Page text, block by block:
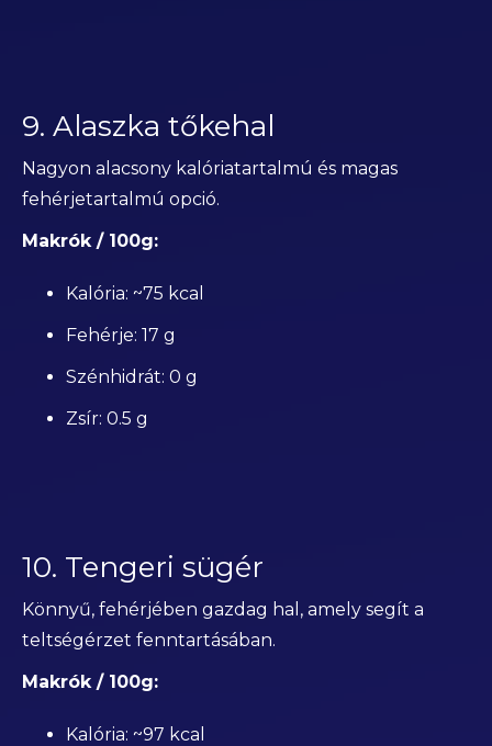
9. Alaszka tőkehal
Nagyon alacsony kalóriatartalmú és magas
fehérjetartalmú opció.
Makrók / 100g:
Kalória: ~75 kcal
Fehérje: 17 g
Szénhidrát: 0 g
Zsír: 0.5 g
10. Tengeri sügér
Könnyű, fehérjében gazdag hal, amely segít a
teltségérzet fenntartásában.
Makrók / 100g:
Kalória: ~97 kcal